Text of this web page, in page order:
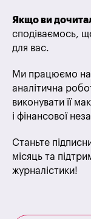
Якщо ви
сподіваємось,
для вас.
Ми працюємо
аналітична
виконувати її
і фінансової
Станьте
місяць та
журналістики!